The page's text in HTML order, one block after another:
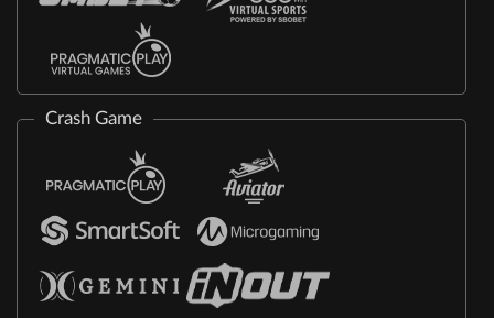
Crash Game